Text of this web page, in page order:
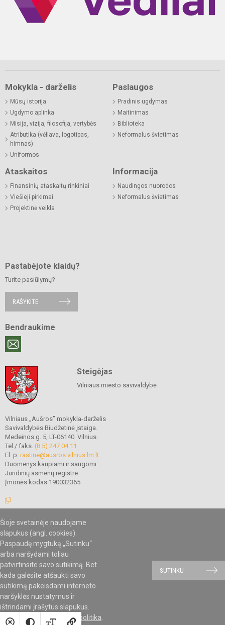
Šioje svetainėje naudojame
slapukus (angl. cookies).
Paspaudę mygtuką „Sutinku“
arba naršydami toliau
patvirtinsite savo sutikimą. Bet
kada galėsite atšaukti savo
sutikimą pakeisdami interneto
naršyklės nustatymus ir
ištrindami įrašytus slapukus.
Susipažinkite suslapukų politika
SUTINKU
Mokykla - darželis
Mūsų istorija
Ugdymo aplinka
Misija, vizija, filosofija, vertybės
Atributika (vėliava, logotipas,
himnas)
Uniformos
Paslaugos
Pradinis ugdymas
Maitinimas
Biblioteka
Neformalus švietimas
Ataskaitos
Finansinių ataskaitų rinkiniai
Viešieji pirkimai
Projektinė veikla
Informacija
Naudingos nuorodos
Neformalus švietimas
Pastabėjote klaidų?
Turite pasiūlymų?
RAŠYKITE
Bendraukime
Steigėjas
Vilniaus miesto savivaldybė
Vilniaus „Aušros” mokykla-darželis
Savivaldybės Biudžetinė įstaiga.
Medeinos g. 5, LT-06140 Vilnius.
Tel./ faks. (8 5) 247 04 11
El. p. rastine@ausros.vilnius.lm.lt
Duomenys kaupiami ir saugomi
Juridinių asmenų registre
Įmonės kodas 190032365
© 2019. Vilniaus „Aušros” mokykla-darželis. Visos teisės saugomos.
Kopijuoti turinį be raštiško mokyklos administracijos sutikimo griežtai
Mes kuriame mokykloms